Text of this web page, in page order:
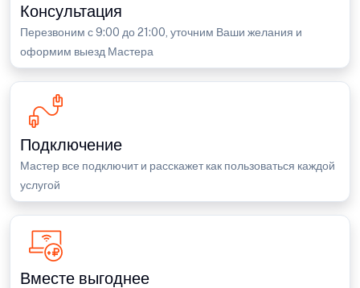
Консультация
Перезвоним с 9:00 до 21:00, уточним Ваши желания и
оформим выезд Мастера
Подключение
Мастер все подключит и расскажет как пользоваться каждой
услугой
Вместе выгоднее